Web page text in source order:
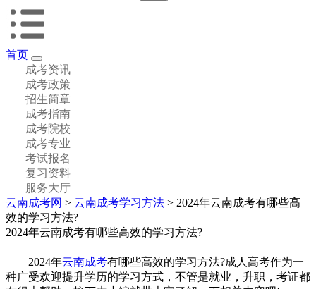
首页
成考资讯
成考政策
招生简章
成考指南
成考院校
成考专业
考试报名
复习资料
服务大厅
云南成考网 > 云南成考学习方法 > 2024年云南成考有哪些高
效的学习方法?
2024年云南成考有哪些高效的学习方法?
2024年云南成考有哪些高效的学习方法?成人高考作为一
种广受欢迎提升学历的学习方式，不管是就业，升职，考证都